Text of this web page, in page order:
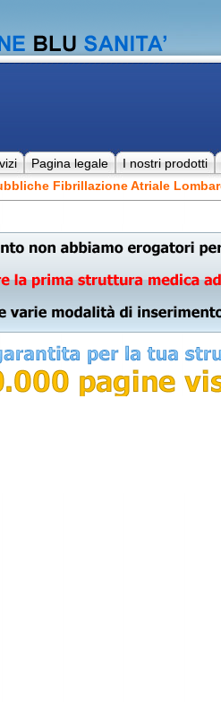
Pagina legale
I nostri prodotti
Fibrillazione Atriale